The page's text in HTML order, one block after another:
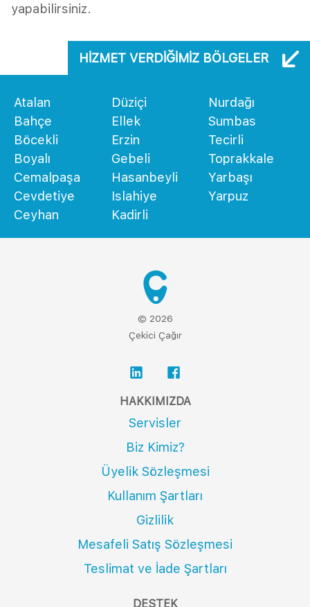
yapabilirsiniz.
HIZMET VERDIĞIMIZ BÖLGELER
Atalan
Bahçe
Böcekli
Boyalı
Cemalpaşa
Cevdetiye
Ceyhan
Düziçi
Ellek
Erzin
Gebeli
Hasanbeyli
Islahiye
Kadirli
Nurdağı
Sumbas
Tecirli
Toprakkale
Yarbaşı
Yarpuz
© 2026
Çekici Çağır
HAKKIMIZDA
Servisler
Biz Kimiz?
Üyelik Sözleşmesi
Kullanım Şartları
Gizlilik
Mesafeli Satış Sözleşmesi
Teslimat ve İade Şartları
DESTEK